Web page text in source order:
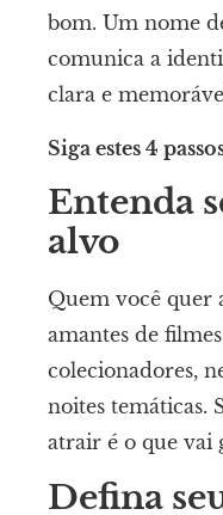
bom. Um nome
comunica a
clara e
Siga estes 4
Entenda
alvo
Quem você quer
amantes de
colecionadores,
noites temáticas.
atrair é o que vai
Defina